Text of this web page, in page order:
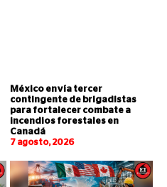
México envía tercer
contingente de brigadistas
para fortalecer combate a
incendios forestales en
Canadá
7 agosto, 2026